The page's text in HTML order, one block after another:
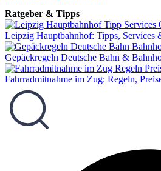
Ratgeber & Tipps
Leipzig Hauptbahnhof: Tipps, Services
Gepäckregeln Deutsche Bahn &
Fahrradmitnahme im Zug: Regeln,